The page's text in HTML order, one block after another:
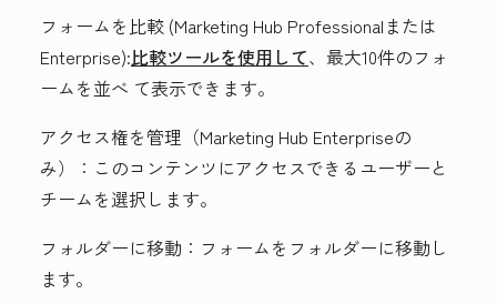
フォームを比較 (Marketing Hub Professional または
Enterprise):比較ツールを使用して、最大10件のフォ
ームを並べ て表示できます。
アクセス権を管理 （Marketing Hub Enterpriseの
み）
： このコンテンツにアクセスできるユーザーと
チームを選択します。
フォルダーに移動： フォームをフォルダーに移動し
ます。